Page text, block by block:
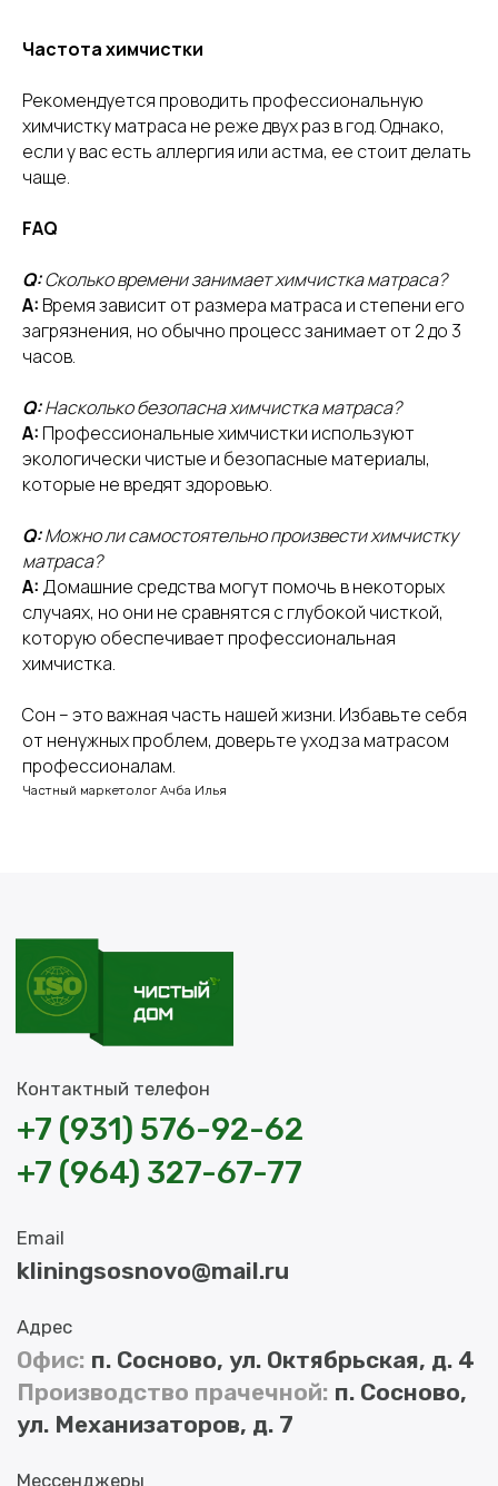
Частота химчистки
Рекомендуется проводить профессиональную
химчистку матраса не реже двух раз в год. Однако,
если у вас есть аллергия или астма, ее стоит делать
чаще.
FAQ
Q:Сколько времени занимает химчистка матраса?
A: Время зависит от размера матраса и степени его
загрязнения, но обычно процесс занимает от 2 до 3
часов.
Q:Насколько безопасна химчистка матраса?
A: Профессиональные химчистки используют
экологически чистые и безопасные материалы,
которые не вредят здоровью.
Q:Можно ли самостоятельно произвести химчистку
матраса?
A: Домашние средства могут помочь в некоторых
случаях, но они не сравнятся с глубокой чисткой,
которую обеспечивает профессиональная
химчистка.
Сон – это важная часть нашей жизни. Избавьте себя
от ненужных проблем, доверьте уход за матрасом
профессионалам.
Частный маркетолог Ачба Илья
kliningsosnovo@mail.ru
+7 (964) 327-67-77
+7 (931) 576-92-62
Блог
Цены
Акции
Юридическим лицам
Отзывы
Стирка спецодежды
Производство прачечной:п. Сосново,
ул. Механизаторов, д. 7
Мессенджеры
Адрес
ПРАЧЕЧНАЯ
Химчистка матраса
Химчистка дивана
Химчистка мягкой мебели
РАЗНОЕ
ХИМЧИСТКА
Уборка офисов
Уборка заезд /выезд
Уборка влажная
Уборка после мероприятий
Уборка промышленных помещений
Генеральная уборка дома, коттеджа
Мытьё окон
Генеральная уборка